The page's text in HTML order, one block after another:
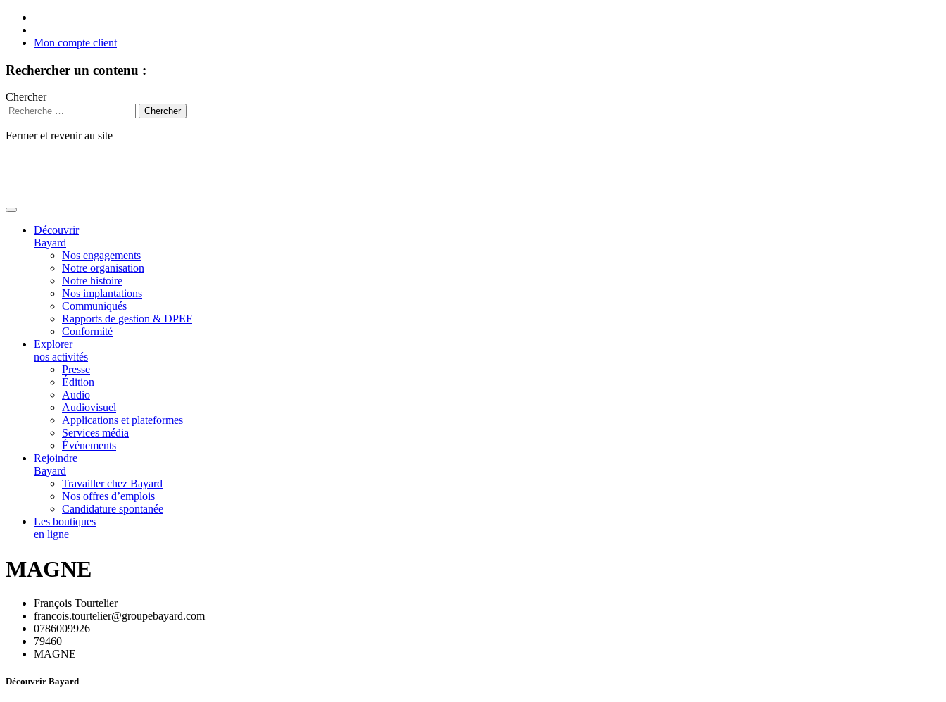
Mon compte client
Rechercher un contenu :
Chercher
Fermer et revenir au site
Découvrir
Bayard
Nos engagements
Notre organisation
Notre histoire
Nos implantations
Communiqués
Rapports de gestion & DPEF
Conformité
Explorer
nos activités
Presse
Édition
Audio
Audiovisuel
Applications et plateformes
Services média
Événements
Rejoindre
Bayard
Travailler chez Bayard
Nos offres d’emplois
Candidature spontanée
Les boutiques
en ligne
MAGNE
François Tourtelier
francois.tourtelier@groupebayard.com
0786009926
79460
MAGNE
Découvrir Bayard